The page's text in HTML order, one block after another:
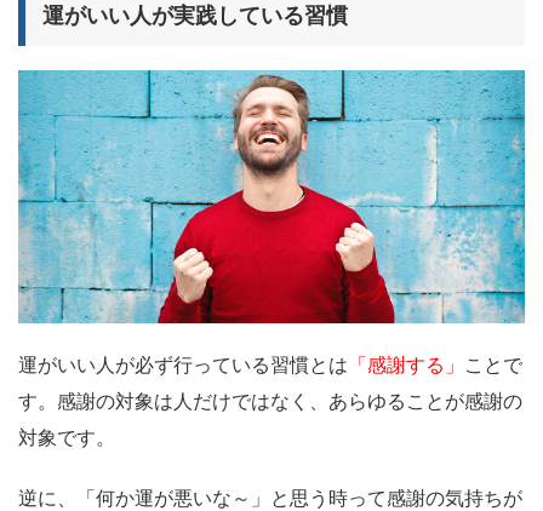
運がいい人が実践している習慣
運がいい人が必ず行っている習慣とは 「感謝する」
ことで
す。感謝の対象は人だけではなく、あらゆることが感謝の
対象です。
逆に、「何か運が悪いな～」と思う時って感謝の気持ちが